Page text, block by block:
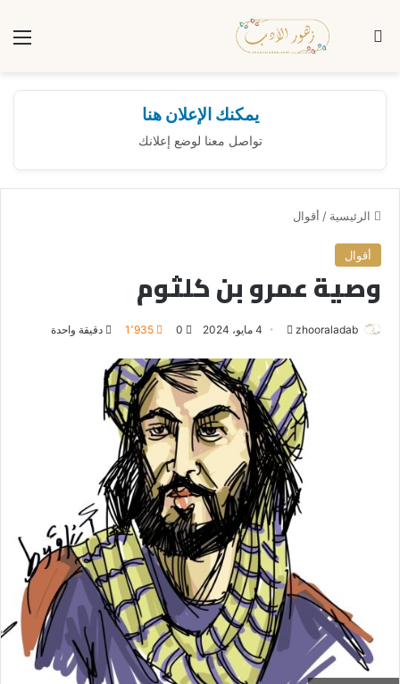
بحث عن
يمكنك الإعلان هنا
تواصل معنا لوضع إعلانك
الرئيسية / أقوال
أقوال
وصية عمرو بن كلثوم
zhooraladab
س
ل
ب
ر
ي
د
ا
إ
ل
ك
ت
ر
ن
4 مايو، 2024 0 1٬935 دقيقة واحدة